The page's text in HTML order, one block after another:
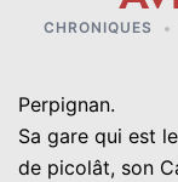
CHRONIQUES
Perpignan.
Sa gare qui est
de picolât, son